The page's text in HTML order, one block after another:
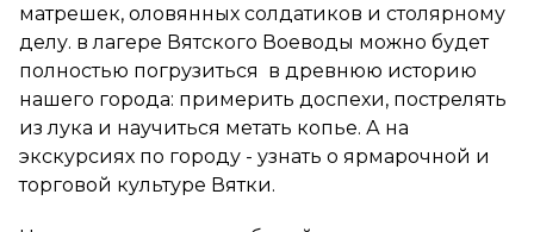
матрешек, оловянных солдатиков и столярному
делу. в лагере Вятского Воеводы можно будет
полностью погрузиться в древнюю историю
нашего города: примерить доспехи, пострелять
из лука и научиться метать копье. А на
экскурсиях по городу - узнать о ярмарочной и
торговой культуре Вятки.